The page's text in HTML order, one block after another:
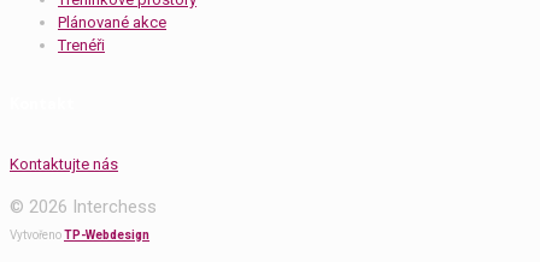
Plánované akce
Trenéři
Kontaktujte nás
© 2026 Interchess
VytvořenoTP-Webdesign